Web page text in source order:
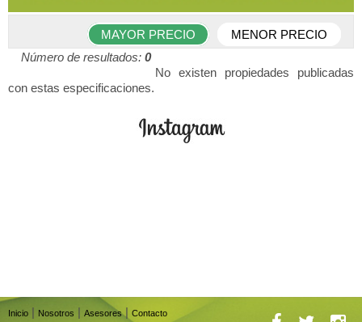
MENOR PRECIO
MAYOR PRECIO
Número de resultados: 0
No existen propiedades publicadas
con estas especificaciones.
Inicio | Nosotros | Asesores| Contacto